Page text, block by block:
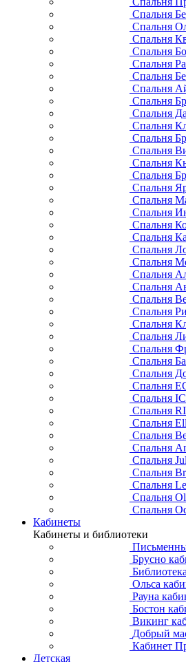
Спальня
Спальня
Спальня
Спальня
Спальня
Спальня
Спальня
Спальня
Спальня
Спальня
Спальня
Спальня
Спальня
Спальня
Спальня
Спальня
Спальня
Спальня
Спальня
Спальня
Спальня
Спальня
Спальня
Спальня
Спальня
Спальня
Спальня
Спальня
Спальня
Спальня
Спальня
Спальня
Спальня
Спальня
Спальня
Спальня
Спальня
Спальня
Спальня
Спальня
Спальня
Кабинеты
Кабинеты и библиотеки
Брусно
Ольса
Рауна
Бостон
Викинг
Добрый
Кабинет
Детская